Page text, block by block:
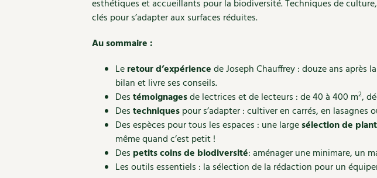
esthétiques et accueillants pour la biodiversité. Techniques de
clés pour s’adapter aux surfaces réduites.
Au sommaire :
Leretour d’expériencede Joseph Chauffrey : douze ans après
bilan et livre ses conseils.
Destémoignagesde lectrices et de lecteurs : de 40 à 400 m2,
Destechniquespour s’adapter : cultiver en carrés, en
Des espèces pour tous les espaces : une largesélection de
même quand c’est petit !
Des petits coins de biodiversité: aménager une minimare, un
Les outils essentiels : la sélection de la rédaction pour un